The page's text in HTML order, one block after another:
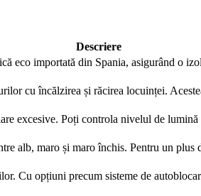
Descriere
eco importată din Spania, asigurând o
cu încălzirea și răcirea locuinței.
excesive. Poți controla nivelul de
alb, maro și maro închis. Pentru un
Cu opțiuni precum sisteme de